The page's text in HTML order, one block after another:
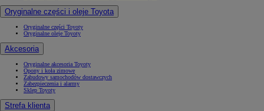
Oryginalne części i oleje Toyota
Oryginalne części Toyoty
Oryginalne oleje Toyoty
Akcesoria
Oryginalne akcesoria Toyoty
Opony i koła zimowe
Zabudowy samochodów dostawczych
Zabezpieczenia i alarmy
Sklep Toyoty
Strefa klienta